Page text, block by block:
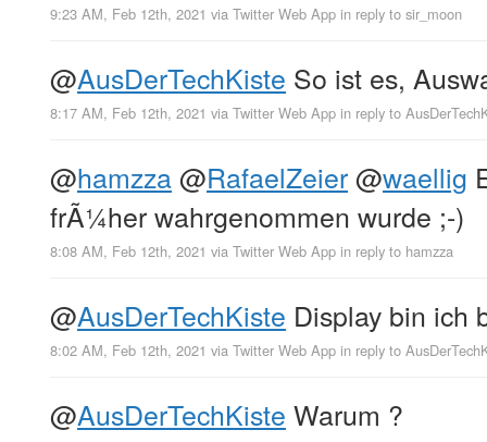
9:23 AM, Feb 12th, 2021 via Twitter Web App in reply to sir_moon
@AusDerTechKiste So ist es,
8:17 AM, Feb 12th, 2021 via Twitter Web App in reply to
@hamzza@RafaelZeier@waellig
frÃ¼her wahrgenommen wurde ;-)
8:08 AM, Feb 12th, 2021 via Twitter Web App in reply to hamzza
@AusDerTechKiste Display bin ich
8:02 AM, Feb 12th, 2021 via Twitter Web App in reply to
@AusDerTechKiste Warum ?